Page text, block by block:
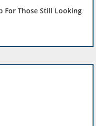
For Those Still Looking